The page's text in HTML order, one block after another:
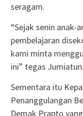
seragam.
“Sejak senin anak-
pembelajaran
kami minta
ini” tegas Jumiatun.
Sementara itu
Penanggulangan
Demak Prapto